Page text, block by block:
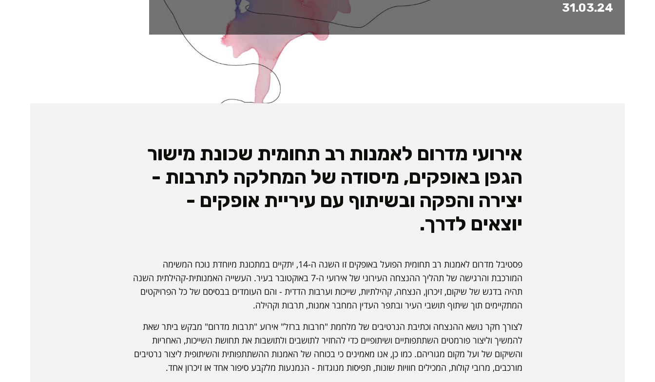
31.03.24
אירועי מדרום לאמנות רב תחומית שכונת מישור
הגפן באופקים, מיסודה של המחלקה לתרבות -
יצירה והפקה ובשיתוף עם עיריית אופקים -
יוצאים לדרך.
פסטיבל מדרום לאמנות רב תחומית הפועל באופקים זו השנה ה-14, יתקיים במתכונת מיוחדת נוכח המשימה
המורכבת והרגישה של תהליך ההנצחה העירוני של אירועי ה-7 באוקטובר בעיר. העשייה האמנותית-קהילתית השנה
תהיה בדגש של שיקום, זיכרון, הנצחה, קהילתיות, שייכות וערבות הדדית - והם העומדים בבסיסם של כל הפרויקטים
המתקיימים תוך שיתוף תושבי העיר ובתפר העדין המחבר אמנות, תרבות וקהילה.
לצורך חקר נושא ההנצחה וכתיבת הנרטיבים של מלחמת "חרבות ברזל" אירוע "תרבות מדרום" מבקש ביתר שאת
להמשיך וליצור פורמטים השתתפותיים ושיתופיים כדי להחזיר לתושבים ולתושבות את תחושת השייכות, האחריות
והשיקום של ועל מקום מגוריהם. כמו כן, אנו מאמינים כי בכוחה של האמנות ההשתתפותית והשיתופית ליצור נרטיבים
מורכבים, מרובי קולות, המכילים חוויות שונות, תפיסות מנוגדות - הנמנעות מלקבע סיפור אחד או זיכרון אחד.